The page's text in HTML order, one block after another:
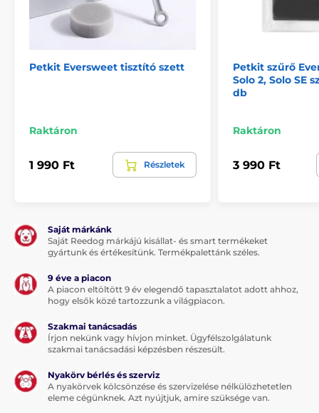
Petkit Eversweet tisztító szett
Raktáron
1 990 Ft Részletek
Petkit szűrő
Solo 2, Solo SE
db
Raktáron
3 990 Ft
Saját márkánk
Saját Reedog márkájú kisállat- és smart termékeket
gyártunk és értékesítünk. Termékpalettánk széles.
9 éve a piacon
A piacon eltöltött 9 év elegendő tapasztalatot adott ahhoz,
hogy elsők közé tartozzunk a világpiacon.
Szakmai tanácsadás
Írjon nekünk vagy hívjon minket. Ügyfélszolgálatunk
szakmai tanácsadási képzésben részesült.
Nyakörv bérlés és szerviz
A nyakörvek kölcsönzése és szervizelése nélkülözhetetlen
eleme cégünknek. Azt nyújtjuk, amire szüksége van.